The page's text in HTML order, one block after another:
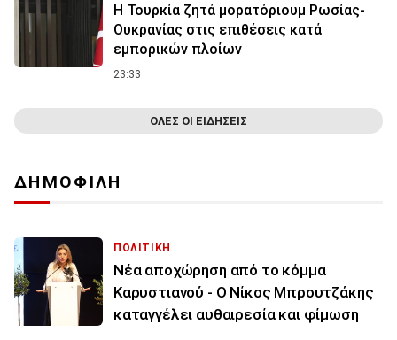
Η Τουρκία ζητά μορατόριουμ Ρωσίας-
Ουκρανίας στις επιθέσεις κατά
εμπορικών πλοίων
23:33
ΟΛΕΣ ΟΙ ΕΙΔΗΣΕΙΣ
ΔΗΜΟΦΙΛΗ
ΠΟΛΙΤΙΚΗ
Νέα αποχώρηση από το κόμμα
Καρυστιανού - Ο Νίκος Μπρουτζάκης
καταγγέλει αυθαιρεσία και φίμωση